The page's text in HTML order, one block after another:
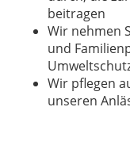
beitragen
Wir nehmen
und
Wir pflegen
unseren